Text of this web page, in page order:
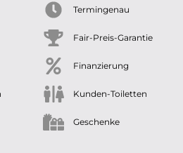
Termingenau
Fair-Preis-Garantie
Finanzierung
Kunden-Toiletten
Geschenke